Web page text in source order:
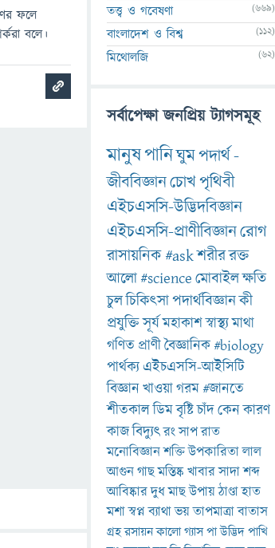
ফলে
বলে।
তত্ত্ব ও গবেষণা (669)
বাংলাদেশ ও বিশ্ব (112)
মিথোলজি (62)
সর্বাপেক্ষা জনপ্রিয় ট্যাগসমূহ
মানুষপানিঘুমপদার্থ-
জীববিজ্ঞানচোখপৃথিবী
এইচএসসি-উদ্ভিদবিজ্ঞান
এইচএসসি-প্রাণীবিজ্ঞানরোগ
রাসায়নিক#askশরীররক্ত
আলো#scienceমোবাইলক্ষতি
চুলচিকিৎসাপদার্থবিজ্ঞানকী
প্রযুক্তিসূর্যমহাকাশস্বাস্থ্যমাথা
গণিত প্রাণীবৈজ্ঞানিক#biology
পার্থক্য এইচএসসি-আইসিটি
বিজ্ঞানখাওয়াগরম#জানতে
শীতকালডিমবৃষ্টিচাঁদকেনকারণ
কাজবিদ্যুৎরংসাপরাত
মনোবিজ্ঞানশক্তিউপকারিতালাল
আগুনগাছমস্তিষ্কখাবারসাদাশব্দ
আবিষ্কারদুধমাছউপায়ঠাণ্ডাহাত
মশাস্বপ্নব্যাথাভয়তাপমাত্রাবাতাস
গ্রহরসায়নকালোগ্যাসপাউদ্ভিদপাখি